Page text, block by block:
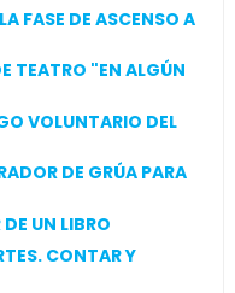
FASE DE ASCENSO A
TEATRO "EN ALGÚN
VOLUNTARIO DEL
DE GRÚA PARA
UN LIBRO
CONTAR Y